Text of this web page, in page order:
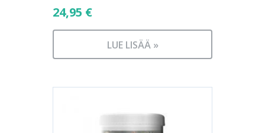
24,95 €
LUE LISÄÄ »